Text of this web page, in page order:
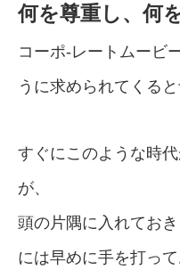
何を尊重し、何
コーポ-レートムービ
うに求められてくる
すぐにこのような時
が、
頭の片隅に入れてお
には早めに手を打って